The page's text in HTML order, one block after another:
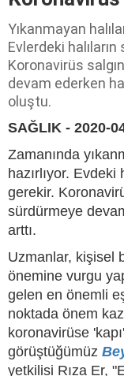
Yıkanmayan
Evlerdeki halıların
Koronavirüs
devam ederken
oluştu.
SAĞLIK - 2020-
Zamanında
hazırlıyor. Evdeki
gerekir.
sürdürmeye
arttı.
Uzmanlar, kişisel
önemine vurgu
gelen en önemli
noktada önem
koronavirüse
görüştüğümüz
yetkilisi Rıza Er,